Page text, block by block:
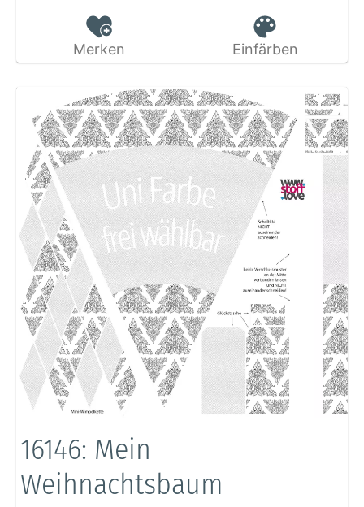
Merken Einfärben
16146: Mein
Weihnachtsbaum